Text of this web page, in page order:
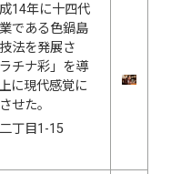
14年に十四代
である色鍋島
法を発展さ
チナ彩」を導
に現代感覚に
せた。
丁目1-15